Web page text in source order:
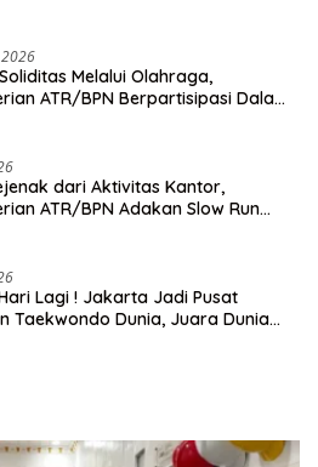
Melalui Olahraga,
ATR/BPN Berpartisipasi Dalam
dari Aktivitas Kantor,
ATR/BPN Adakan Slow Run
Lagi ! Jakarta Jadi Pusat
Taekwondo Dunia, Juara Dunia